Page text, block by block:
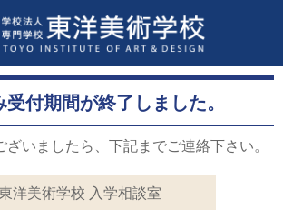
受付期間が終了しました。
いましたら、下記までご連絡下さい。
洋美術学校 入学相談室